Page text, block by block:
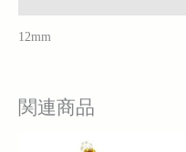
12mm
関連商品